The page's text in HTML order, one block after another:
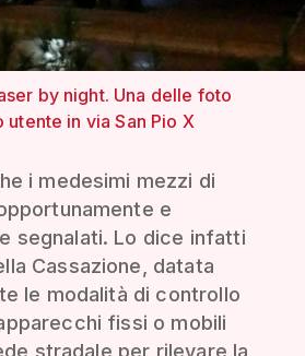
by night. Una delle foto
in via San Pio X
i medesimi mezzi di
e
segnalati. Lo dice infatti
Cassazione, datata
le modalità di controllo
fissi o mobili
stradale per rilevare la